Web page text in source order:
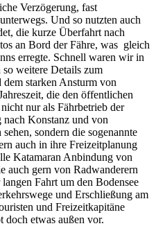
Verzögerung, fast
Und so nutzten auch
die kurze Überfahrt nach
an Bord der Fähre, was gleich
erregte. Schnell waren wir in
weitere Details zum
starken Ansturm von
die den öffentlichen
nur als Fährbetrieb der
Konstanz und von
sondern die sogenannte
auch in ihre Freizeitplanung
Katamaran Anbindung von
auch gern von Radwanderern
Fahrt um den Bodensee
und Erschließung am
und Freizeitkapitäne
etwas außen vor.